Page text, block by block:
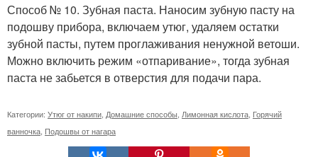
Способ № 10. Зубная паста. Наносим зубную пасту на
подошву прибора, включаем утюг, удаляем остатки
зубной пасты, путем проглаживания ненужной ветоши.
Можно включить режим «отпаривание», тогда зубная
паста не забьется в отверстия для подачи пара.
Категории: Утюг от накипи Домашние способы Лимонная кислота Горячий
ванночка Подошвы от нагара